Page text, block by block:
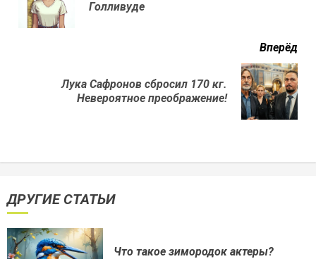
Голливуде
Вперёд
Лука Сафронов сбросил 170 кг.
Невероятное преображение!
ДРУГИЕ СТАТЬИ
Что такое зимородок актеры?